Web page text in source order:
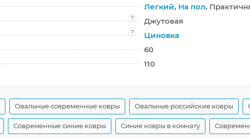
Легкий, На пол,
?
Джутовая
?
Циновка
60
110
Овальные современные ковры Овальные российские ковры
Современные синие ковры Синие ковры в комнату